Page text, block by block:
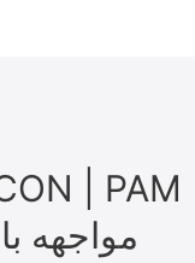
مواجهه